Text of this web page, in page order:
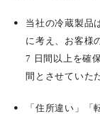
当社の冷蔵製品
に考え、お客様
7 日間以上を確
間とさせていた
「住所違い」「